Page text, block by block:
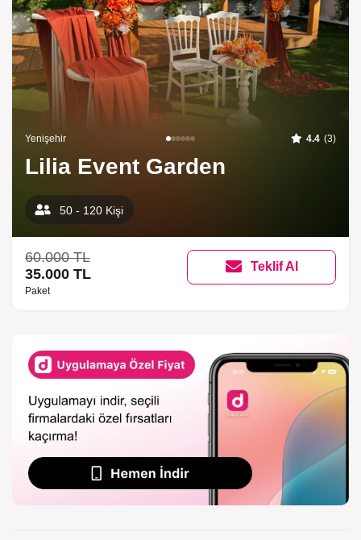
Yenişehir 4.4 (3)
Lilia Event Garden
50 - 120 Kişi
60.000 TL
35.000 TL
Paket
Teklif Al